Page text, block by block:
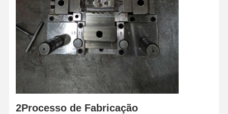
2Processo de Fabricação